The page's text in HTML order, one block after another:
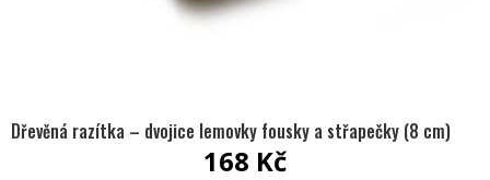
Dřevěná razítka – dvojice lemovky fousky a střapečky (8 cm)
168 Kč